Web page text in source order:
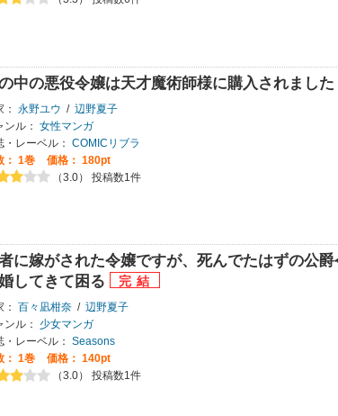
中の悪役令嬢は天才魔術師様に購入されました
永野ユウ / 辺野夏子
ンル： 女性マンガ
・レーベル： COMICリブラ
： 1巻
価格： 180pt
（3.0） 投稿数1件
に嫁がされた令嬢ですが、死んでたはずの公
してきて困る
百々凪柑奈 / 辺野夏子
ンル：
少女マンガ
・レーベル： Seasons
： 1巻
価格： 140pt
（3.0） 投稿数1件